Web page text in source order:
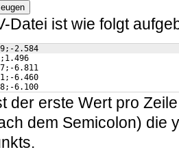
Datei ist wie folgt
2.584
6.811
6.460
6.100
der erste Wert pro
dem Semicolon) die